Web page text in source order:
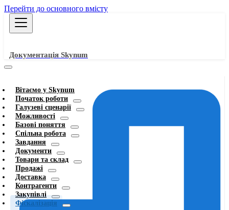
Перейти до основного вмісту
Документація Skynum
Вітаємо у Skynum
Початок роботи
Галузеві сценарії
Можливості
Базові поняття
Спільна робота
Завдання
Документи
Товари та склад
Продажі
Доставка
Контрагенти
Закупівлі
Фіскалізація